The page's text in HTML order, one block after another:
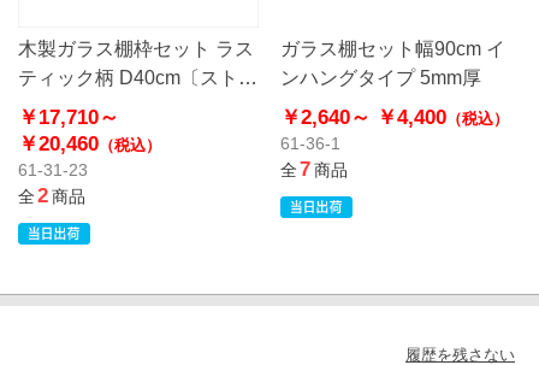
木製ガラス棚枠セット ラス
ティック柄 D40cm〔ストエ
キオリジナル〕
￥17,710～
￥20,460 （税込）
61-31-23
全2商品
ガラス棚セット幅90cm イ
ンハングタイプ 5mm厚
￥2,640～ ￥4,400（税込）
61-36-1
全7商品
履歴を残さない